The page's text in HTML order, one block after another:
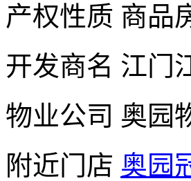
产权性质 商品
开发商名 江门
物业公司 奥园
附近门店 奥园